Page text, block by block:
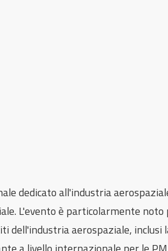
dedicato all'industria
L'evento è particolarmente
aerospaziale, inclusi